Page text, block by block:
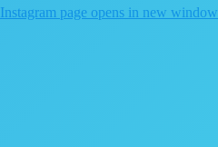
Instagram page opens in new window